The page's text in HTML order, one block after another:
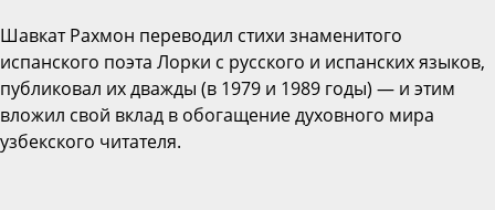
Шавкат Рахмон переводил стихи знаменитого
испанского поэта Лорки с русского и испанских языков,
публиковал их дважды (в 1979 и 1989 годы) — и этим
вложил свой вклад в обогащение духовного мира
узбекского читателя.